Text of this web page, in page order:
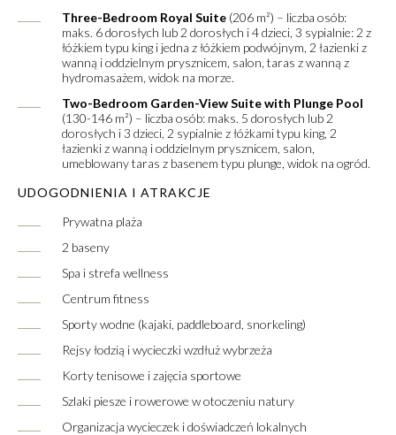
Three-Bedroom Royal Suite (206 m²) – liczba osób:
maks. 6 dorosłych lub 2 dorosłych i 4 dzieci, 3 sypialnie: 2 z
łóżkiem typu king i jedna z łóżkiem podwójnym, 2 łazienki z
wanną i oddzielnym prysznicem, salon, taras z wanną z
hydromasażem, widok na morze.
Two-Bedroom Garden-View Suite with Plunge Pool
(130-146 m²) – liczba osób: maks. 5 dorosłych lub 2
dorosłych i 3 dzieci, 2 sypialnie z łóżkami typu king, 2
łazienki z wanną i oddzielnym prysznicem, salon,
umeblowany taras z basenem typu plunge, widok na ogród.
UDOGODNIENIA I ATRAKCJE
Prywatna plaża
2 baseny
Spa i strefa wellness
Centrum fitness
Sporty wodne (kajaki, paddleboard, snorkeling)
Rejsy łodzią i wycieczki wzdłuż wybrzeża
Korty tenisowe i zajęcia sportowe
Szlaki piesze i rowerowe w otoczeniu natury
Organizacja wycieczek i doświadczeń lokalnych